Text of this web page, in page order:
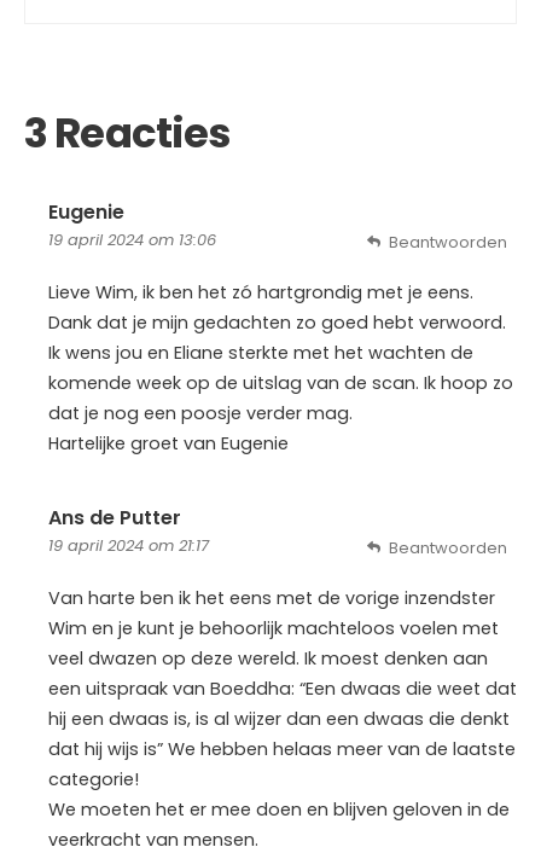
3 Reacties
Eugenie
19 april 2024 om 13:06
Lieve Wim, ik ben het zó hartgrondig met je eens.
Dank dat je mijn gedachten zo goed hebt verwoord.
Ik wens jou en Eliane sterkte met het wachten de
komende week op de uitslag van de scan. Ik hoop zo
dat je nog een poosje verder mag.
Hartelijke groet van Eugenie
Beantwoorden
Ans de Putter
19 april 2024 om 21:17
Van harte ben ik het eens met de vorige inzendster
Wim en je kunt je behoorlijk machteloos voelen met
veel dwazen op deze wereld. Ik moest denken aan
een uitspraak van Boeddha: “Een dwaas die weet dat
hij een dwaas is, is al wijzer dan een dwaas die denkt
dat hij wijs is” We hebben helaas meer van de laatste
categorie!
We moeten het er mee doen en blijven geloven in de
veerkracht van mensen.
Beantwoorden